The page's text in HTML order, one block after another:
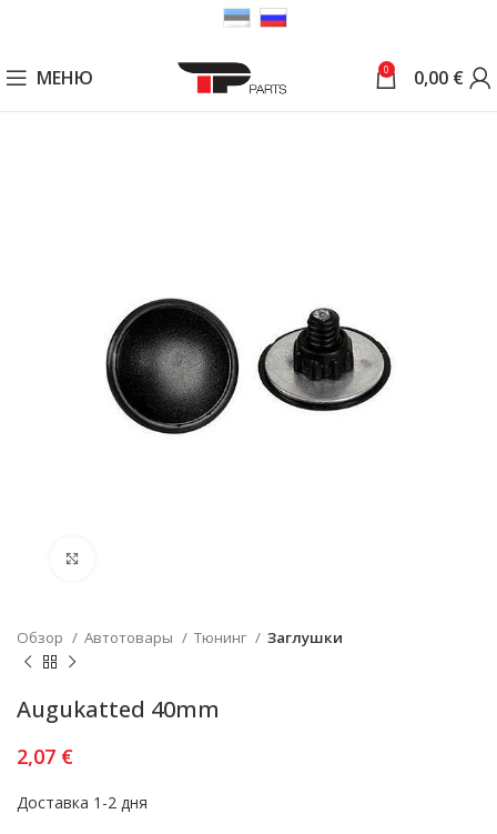
МЕНЮ 0 0,00 €
Обзор Автотовары Тюнинг Заглушки
Augukatted 40mm
2,07 €
Доставка 1-2 дня